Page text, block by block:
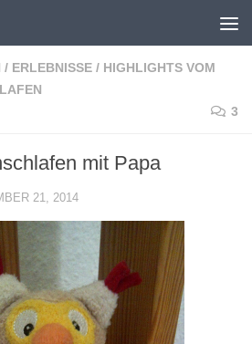
/ ERLEBNISSE / HIGHLIGHTS VOM
3
mit Papa
21, 2014